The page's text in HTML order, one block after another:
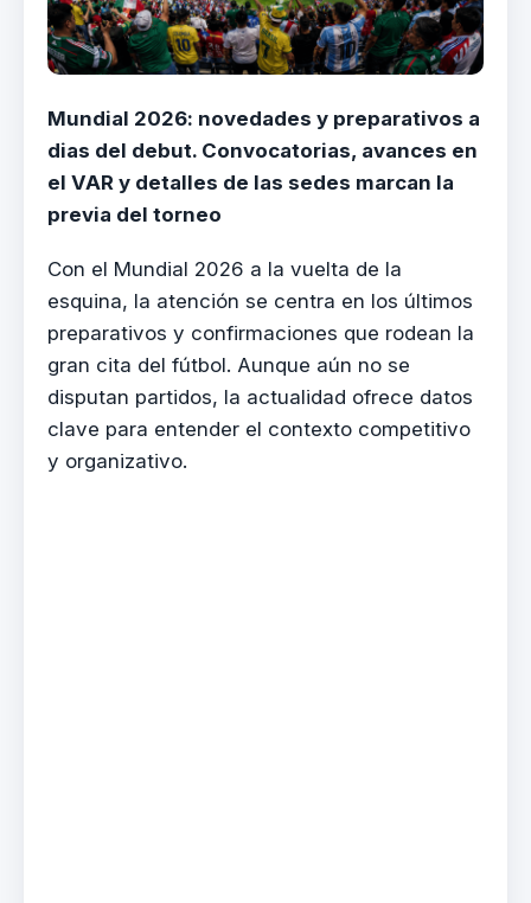
Mundial 2026: novedades y preparativos a
dias del debut. Convocatorias, avances en
el VAR y detalles de las sedes marcan la
previa del torneo
Con el Mundial 2026 a la vuelta de la
esquina, la atención se centra en los últimos
preparativos y confirmaciones que rodean la
gran cita del fútbol. Aunque aún no se
disputan partidos, la actualidad ofrece datos
clave para entender el contexto competitivo
y organizativo.